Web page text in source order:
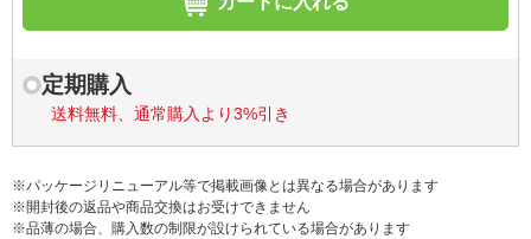
定期購入
送料無料、通常購入より3%引き
※パッケージリニューアル等で掲載画像とは異なる場合があります
※開封後の返品や商品交換はお受けできません
※品薄の場合、購入数の制限が設けられている場合があります